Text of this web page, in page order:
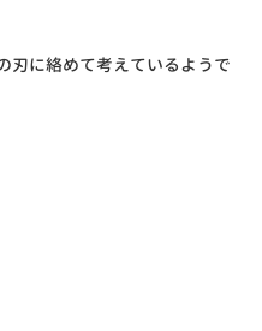
刃に絡めて考えているようで